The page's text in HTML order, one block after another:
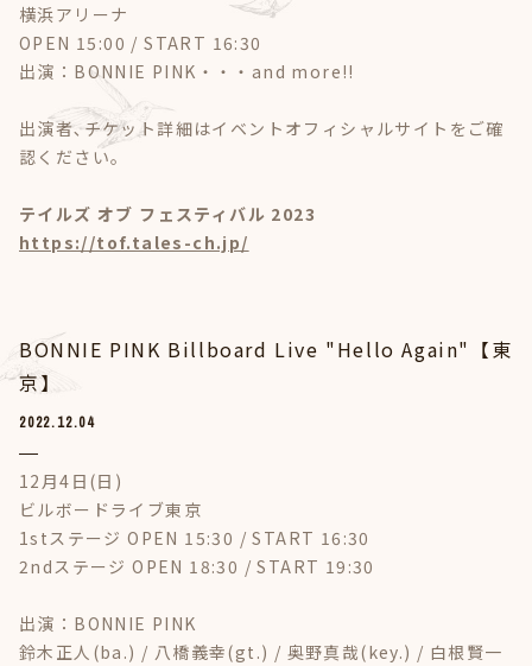
横浜アリーナ
OPEN 15:00 / START 16:30
出演：BONNIE PINK・・・and more!!
出演者､チケット詳細はイベントオフィシャルサイトをご確
認ください。
テイルズ オブ フェスティバル 2023
https://tof.tales-ch.jp/
BONNIE PINK Billboard Live "Hello Again"【東
京】
2022.12.04
12月4日(日)
ビルボードライブ東京
1stステージ OPEN 15:30 / START 16:30
2ndステージ OPEN 18:30 / START 19:30
出演：BONNIE PINK
鈴木正人(ba.) / 八橋義幸(gt.) / 奥野真哉(key.) / 白根賢一